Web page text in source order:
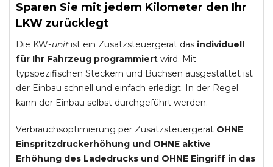
Sparen Sie mit jedem Kilometer den Ihr
LKW zurücklegt
Die KW-unitist ein Zusatzsteuergerät das individuell
für Ihr Fahrzeug programmiert wird. Mit
typspezifischen Steckern und Buchsen ausgestattet ist
der Einbau schnell und einfach erledigt. In der Regel
kann der Einbau selbst durchgeführt werden.
Verbrauchsoptimierung per Zusatzsteuergerät OHNE
Einspritzdruckerhöhung und OHNE aktive
Erhöhung des Ladedrucks und OHNE Eingriff in das